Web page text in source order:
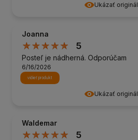
Ukázať originál
Ukázať originál
Joanna
5
Posteľ je nádherná. Odporúčam
6/16/2026
vidieť produkt
Waldemar
5